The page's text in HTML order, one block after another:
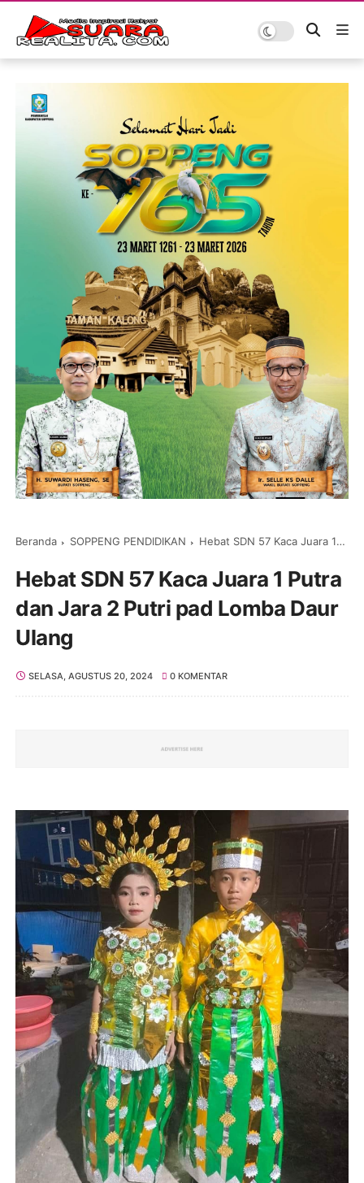
Beranda SOPPENG PENDIDIKAN Hebat SDN 57 Kaca Juara 1 Putra dan Jara 2 Putri pad Lomba Daur Ulang
Hebat SDN 57 Kaca Juara 1 Putra
dan Jara 2 Putri pad Lomba Daur
Ulang
SELASA, AGUSTUS 20, 2024 0 KOMENTAR